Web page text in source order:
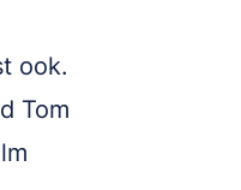
ook.
Tom